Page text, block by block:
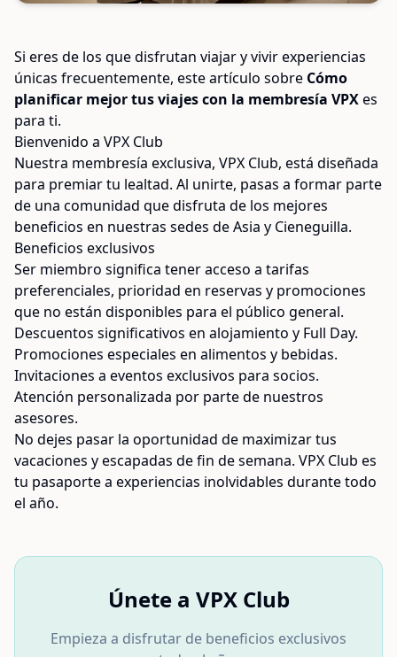
Si eres de los que disfrutan viajar y vivir experiencias
únicas frecuentemente, este artículo sobre Cómo
planificar mejor tus viajes con la membresía VPXes
para ti.
Bienvenido a VPX Club
Nuestra membresía exclusiva, VPX Club, está diseñada
para premiar tu lealtad. Al unirte, pasas a formar parte
de una comunidad que disfruta de los mejores
beneficios en nuestras sedes de Asia y Cieneguilla.
Beneficios exclusivos
Ser miembro significa tener acceso a tarifas
preferenciales, prioridad en reservas y promociones
que no están disponibles para el público general.
Descuentos significativos en alojamiento y Full Day.
Promociones especiales en alimentos y bebidas.
Invitaciones a eventos exclusivos para socios.
Atención personalizada por parte de nuestros
asesores.
No dejes pasar la oportunidad de maximizar tus
vacaciones y escapadas de fin de semana. VPX Club es
tu pasaporte a experiencias inolvidables durante todo
el año.
Únete a VPX Club
Empieza a disfrutar de beneficios exclusivos